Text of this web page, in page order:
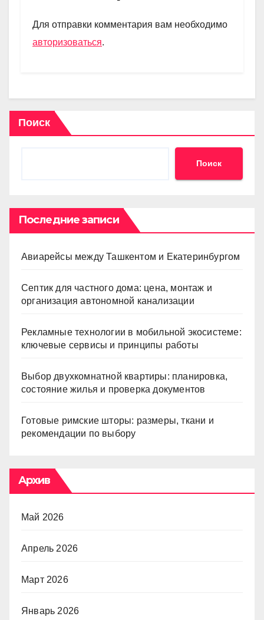
m p
p
a
и
Для отправки комментария вам необходимо
авторизоваться.
Поиск
Поиск
Последние записи
Авиарейсы между Ташкентом и Екатеринбургом
Септик для частного дома: цена, монтаж и
организация автономной канализации
Рекламные технологии в мобильной экосистеме:
ключевые сервисы и принципы работы
Выбор двухкомнатной квартиры: планировка,
состояние жилья и проверка документов
Готовые римские шторы: размеры, ткани и
рекомендации по выбору
Архив
Май 2026
Апрель 2026
Март 2026
Январь 2026